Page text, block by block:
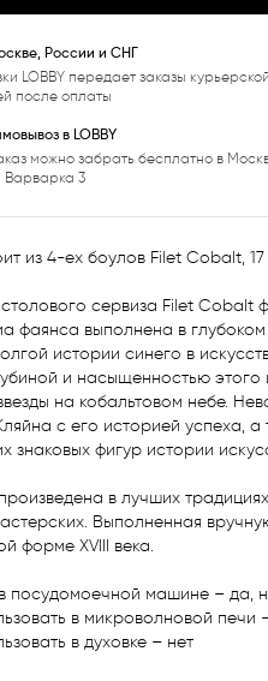
России и СНГ
LOBBY передает заказы
после оплаты
в LOBBY
можно забрать бесплатно в
Варварка 3
из 4-ех боулов Filet Cobalt, 17
сервиза Filet Cobalt
фаянса выполнена в
истории синего в
и насыщенностью этого
на кобальтовом небе.
с его историей успеха,
знаковых фигур истории
в лучших
Выполненная
форме XVIII века.
посудомоечной машине – да,
в микроволновой печи
в духовке – нет